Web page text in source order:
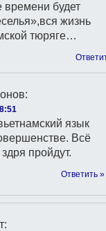
времени будет
жизнь
тюряге…
:
язык
Всё
пройдут.
Ответить »
: